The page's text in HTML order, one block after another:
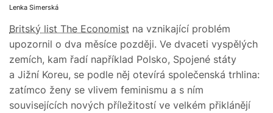
Lenka Simerská
Britský list The Economist na vznikající problém
upozornil o dva měsíce později. Ve dvaceti vyspělých
zemích, kam řadí například Polsko, Spojené státy
a Jižní Koreu, se podle něj otevírá společenská trhlina:
zatímco ženy se vlivem feminismu a s ním
souvisejících nových příležitostí ve velkém přiklánějí